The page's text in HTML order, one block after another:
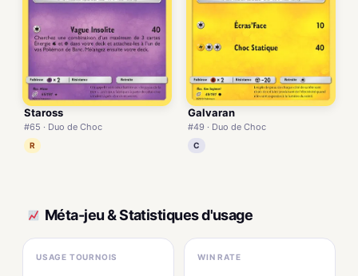
Staross
#65 · Duo de Choc
R
Galvaran
#49 · Duo de Choc
C
Méta-jeu & Statistiques d'usage
USAGE TOURNOIS WIN RATE